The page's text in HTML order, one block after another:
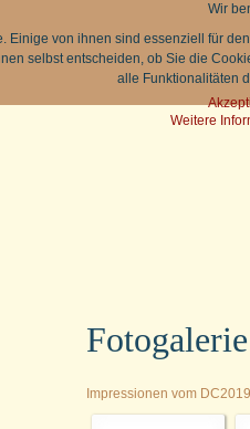
Impressionen vom
Wir
Einige von ihnen sind essenziell für
selbst entscheiden, ob Sie die
alle Funktionalitäten
Weitere